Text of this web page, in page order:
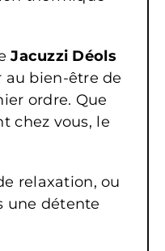
Jacuzzi Déols
au bien-être de
ordre. Que
chez vous, le
relaxation, ou
une détente